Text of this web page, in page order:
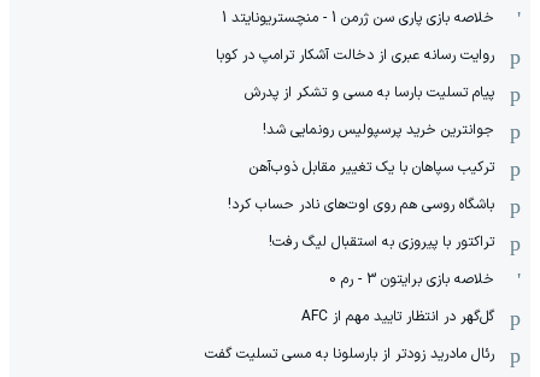
خلاصه بازی پاری سن ژرمن 1 - منچستریونایتد 1
روایت رسانه عبری از دخالت آشکار ترامپ در کوبا
پیام تسلیت بارسا به مسی و تشکر از پدرش
جوانترین خرید پرسپولیس رونمایی شد!
ترکیب سپاهان با یک تغییر مقابل ذوب‌آهن
باشگاه روسی هم روی اوت‌های نادر حساب کرد!
تراکتور با پیروزی به استقبال لیگ رفت!
خلاصه بازی برایتون 3 - رم 0
گل‌گهر در انتظار تایید مهم از ‌AFC
رئال مادرید زودتر از بارسلونا به مسی تسلیت گفت